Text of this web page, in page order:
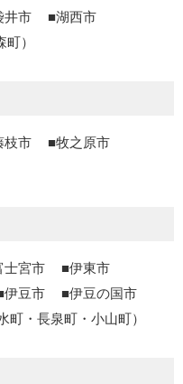
井市
湖西市
）
枝市
牧之原市
士宮市
伊東市
伊豆市
伊豆の国市
町・長泉町・小山町）